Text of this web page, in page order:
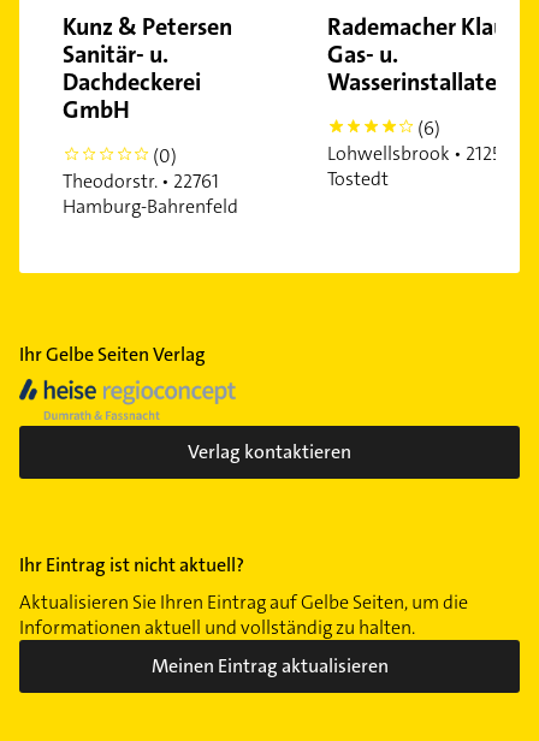
Kunz & Petersen
Sanitär- u.
Dachdeckerei
GmbH
0
(0)
Theodorstr. • 22761
Hamburg-Bahrenfeld
Rademacher Klaus
Gas- u.
4
(6)
Lohwellsbrook • 21255
Tostedt
Ihr Gelbe Seiten Verlag
Verlag kontaktieren
Ihr Eintrag ist nicht aktuell?
Aktualisieren Sie Ihren Eintrag auf Gelbe Seiten, um die
Informationen aktuell und vollständig zu halten.
Meinen Eintrag aktualisieren